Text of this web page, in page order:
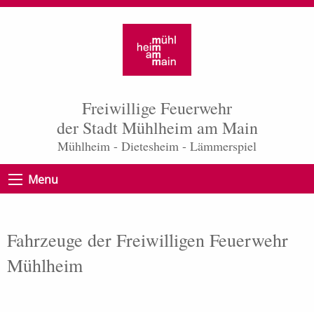
Freiwillige Feuerwehr
der Stadt Mühlheim am Main
Mühlheim - Dietesheim - Lämmerspiel
Menu
Fahrzeuge der Freiwilligen Feuerwehr
Mühlheim